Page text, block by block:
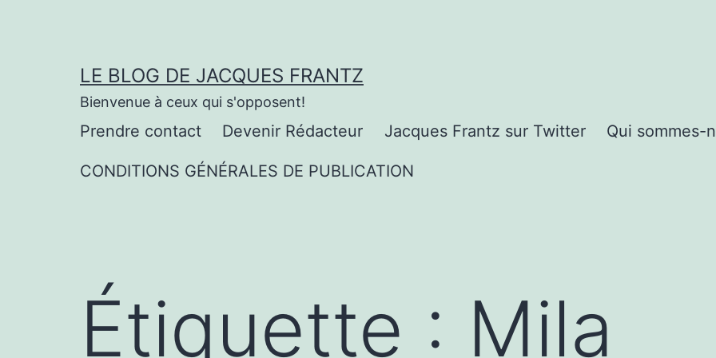
LE BLOG DE JACQUES FRANTZ
Bienvenue à ceux qui s'opposent!
Prendre contact Devenir Rédacteur Jacques Frantz sur Twitter Qui sommes-
CONDITIONS GÉNÉRALES DE PUBLICATION
Étiquette : Mila